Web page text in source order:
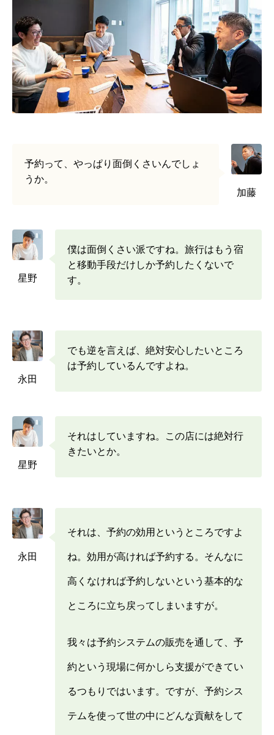
予約って、やっぱり面倒くさいんでしょ
うか。
加藤
星野
僕は面倒くさい派ですね。旅行はもう宿
と移動手段だけしか予約したくないで
す。
永田
でも逆を言えば、絶対安心したいところ
は予約しているんですよね。
星野
それはしていますね。この店には絶対行
きたいとか。
永田
それは、予約の効用というところですよ
ね。効用が高ければ予約する。そんなに
高くなければ予約しないという基本的な
ところに立ち戻ってしまいますが。
我々は予約システムの販売を通して、予
約という現場に何かしら支援ができてい
るつもりではいます。ですが、予約シス
テムを使って世の中にどんな貢献をして